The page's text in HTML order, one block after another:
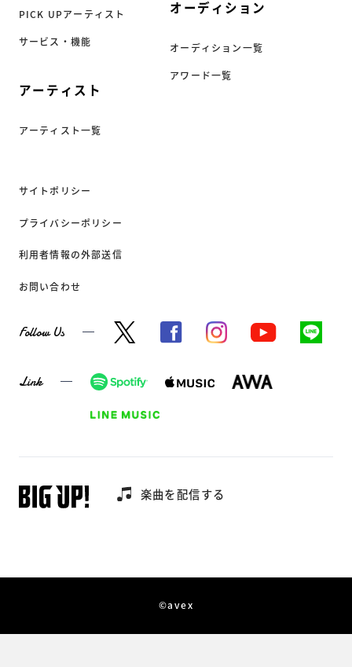
PICK UPアーティスト
サービス・機能
アーティスト
アーティスト一覧
オーディション
オーディション一覧
アワード一覧
サイトポリシー
プライバシーポリシー
利用者情報の外部送信
お問い合わせ
Follow Us
Link
楽曲を配信する
©avex